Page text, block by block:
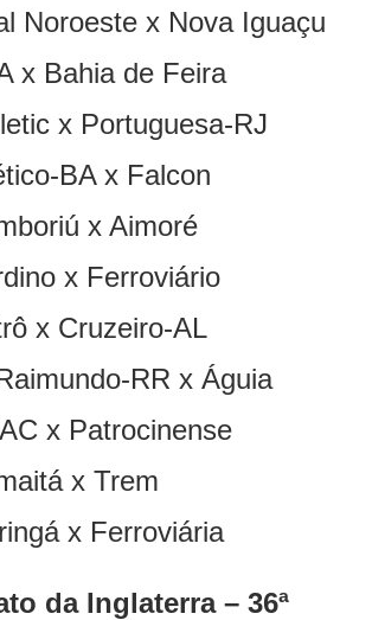
Noroeste x Nova Iguaçu
x Bahia de Feira
x Portuguesa-RJ
BA x Falcon
x Aimoré
x Ferroviário
x Cruzeiro-AL
RR x Águia
x Patrocinense
x Trem
x Ferroviária
da Inglaterra – 36ª